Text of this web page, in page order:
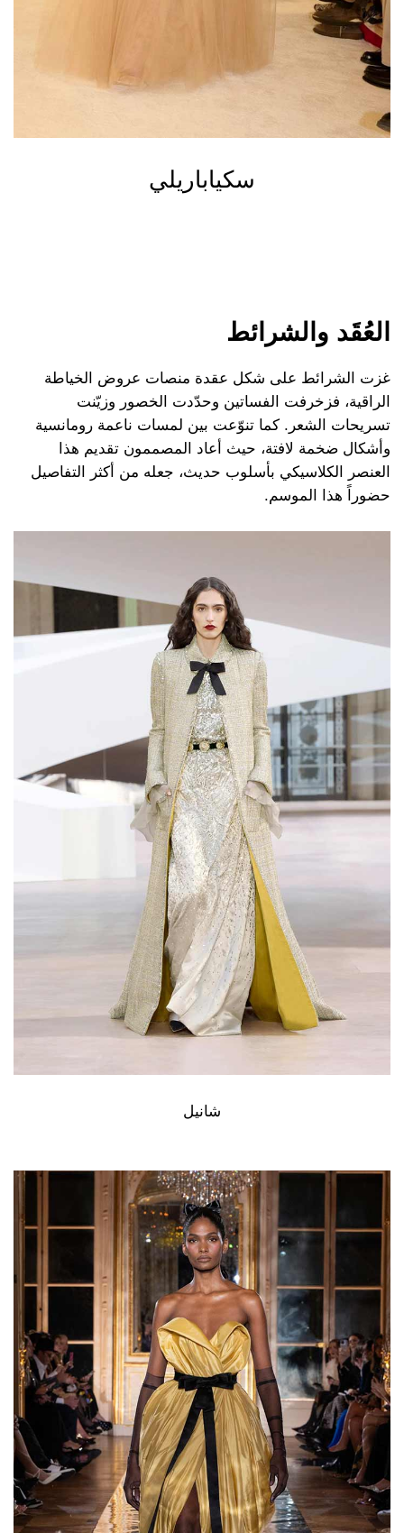
سكياباريلي
العُقَد والشرائط
غزت الشرائط على شكل عقدة منصات عروض الخياطة
الراقية، فزخرفت الفساتين وحدّدت الخصور وزيّنت
تسريحات الشعر. كما تنوّعت بين لمسات ناعمة رومانسية
وأشكال ضخمة لافتة، حيث أعاد المصممون تقديم هذا
العنصر الكلاسيكي بأسلوب حديث، جعله من أكثر التفاصيل
حضوراً هذا الموسم.
شانيل